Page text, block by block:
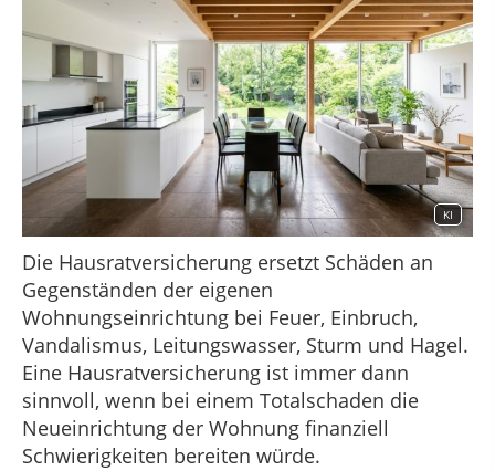
KI
Die Hausratversicherung ersetzt Schäden an
Gegenständen der eigenen
Wohnungseinrichtung bei Feuer, Einbruch,
Vandalismus, Leitungswasser, Sturm und Hagel.
Eine Hausratversicherung ist immer dann
sinnvoll, wenn bei einem Totalschaden die
Neueinrichtung der Wohnung finanziell
Schwierigkeiten bereiten würde.